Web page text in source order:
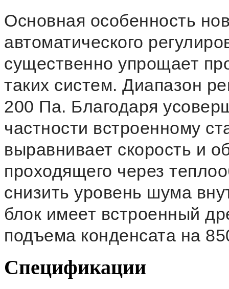
Основная особенность
автоматического
существенно упрощает
таких систем. Диапазон
200 Па. Благодаря
частности встроенному
выравнивает скорость и
проходящего через
снизить уровень шума
блок имеет встроенный
подъема конденсата на
Спецификации